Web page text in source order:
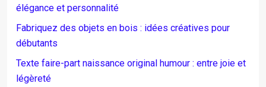
élégance et personnalité
Fabriquez des objets en bois : idées créatives pour
débutants
Texte faire-part naissance original humour : entre joie et
légèreté